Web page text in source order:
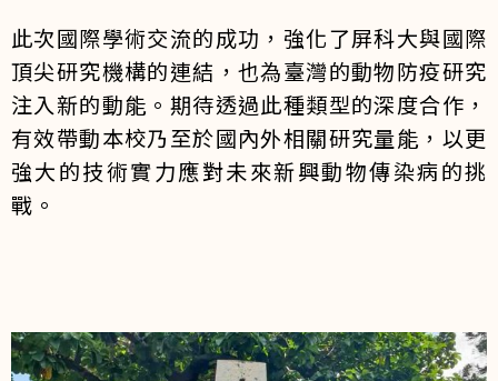
此次國際學術交流的成功，強化了屏科大與國際
頂尖研究機構的連結，也為臺灣的動物防疫研究
注入新的動能。期待透過此種類型的深度合作，
有效帶動本校乃至於國內外相關研究量能，以更
強大的技術實力應對未來新興動物傳染病的挑
戰。